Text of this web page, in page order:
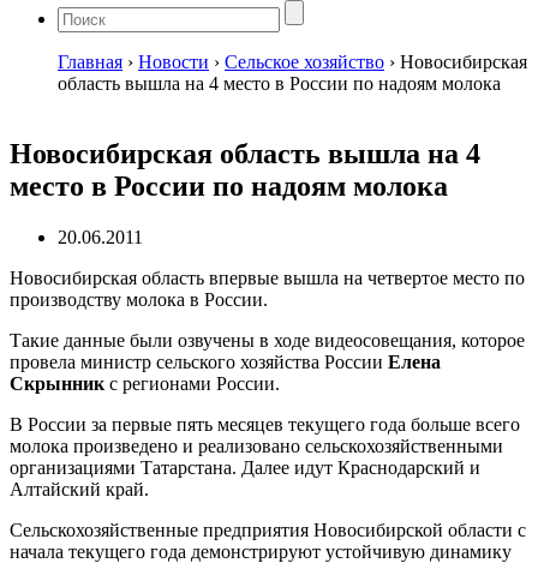
Главная › Новости › Сельское хозяйство › Новосибирская
область вышла на 4 место в России по надоям молока
Новосибирская область вышла на 4
место в России по надоям молока
20.06.2011
Новосибирская область впервые вышла на четвертое место по
производству молока в России.
Такие данные были озвучены в ходе видеосовещания, которое
провела министр сельского хозяйства России Елена
Скрынник с регионами России.
В России за первые пять месяцев текущего года больше всего
молока произведено и реализовано сельскохозяйственными
организациями Татарстана. Далее идут Краснодарский и
Алтайский край.
Сельскохозяйственные предприятия Новосибирской области с
начала текущего года демонстрируют устойчивую динамику